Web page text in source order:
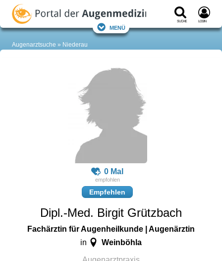
Suche Login
Menü
Augenarztsuche Niederau
0 Mal
Empfehlen
Dipl.-Med. Birgit Grützbach
Fachärztin für Augenheilkunde | Augenärztin
in Weinböhla